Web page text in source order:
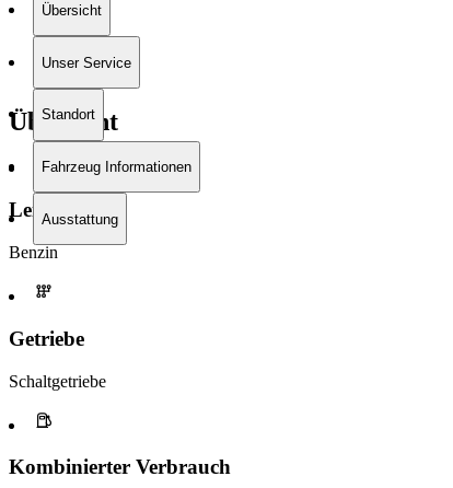
Übersicht
Unser Service
Standort
Fahrzeug Informationen
Ausstattung
Übersicht
Leistung
Benzin
Getriebe
Schaltgetriebe
Kombinierter Verbrauch